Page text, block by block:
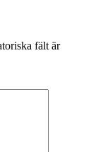
fält är